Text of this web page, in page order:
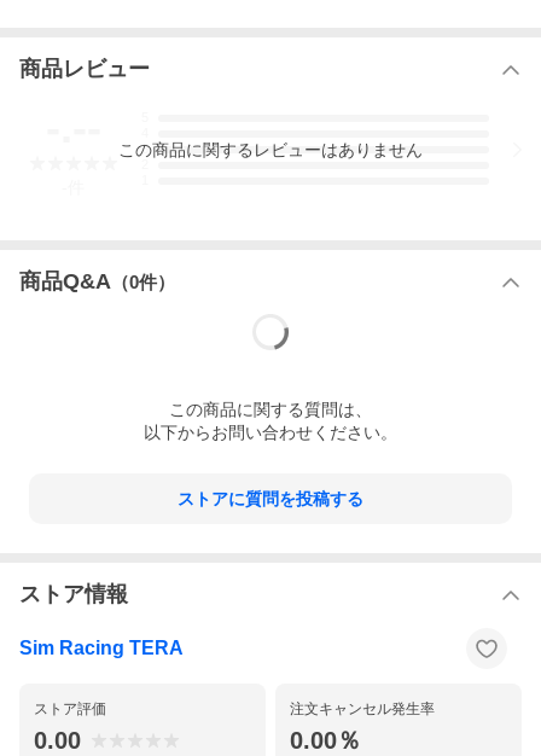
商品レビュー
3
この商品に関するレビューはありません
商品Q&A （0件）
この商品に関する質問は、
以下からお問い合わせください。
ストアに質問を投稿する
ストア情報
Sim Racing TERA
ストア評価
0.00
注文キャンセル発生率
0.00％